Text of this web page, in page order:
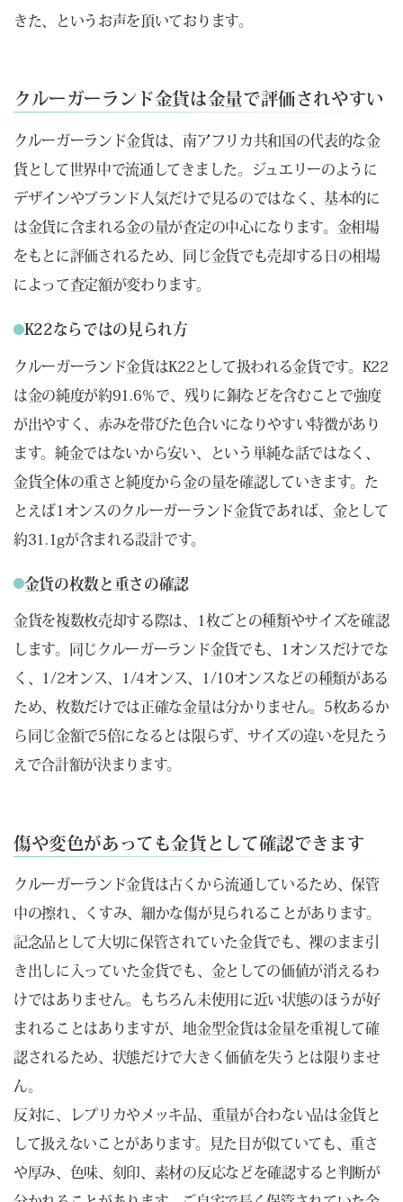
きた、というお声を頂いております。
クルーガーランド金貨は金量で評価されやすい
クルーガーランド金貨は、南アフリカ共和国の代表的な金
貨として世界中で流通してきました。ジュエリーのように
デザインやブランド人気だけで見るのではなく、基本的に
は金貨に含まれる金の量が査定の中心になります。金相場
をもとに評価されるため、同じ金貨でも売却する日の相場
によって査定額が変わります。
K22ならではの見られ方
クルーガーランド金貨はK22として扱われる金貨です。K22
は金の純度が約91.6％で、残りに銅などを含むことで強度
が出やすく、赤みを帯びた色合いになりやすい特徴があり
ます。純金ではないから安い、という単純な話ではなく、
金貨全体の重さと純度から金の量を確認していきます。た
とえば1オンスのクルーガーランド金貨であれば、金として
約31.1gが含まれる設計です。
金貨の枚数と重さの確認
金貨を複数枚売却する際は、1枚ごとの種類やサイズを確認
します。同じクルーガーランド金貨でも、1オンスだけでな
く、1/2オンス、1/4オンス、1/10オンスなどの種類がある
ため、枚数だけでは正確な金量は分かりません。5枚あるか
ら同じ金額で5倍になるとは限らず、サイズの違いを見たう
えで合計額が決まります。
傷や変色があっても金貨として確認できます
クルーガーランド金貨は古くから流通しているため、保管
中の擦れ、くすみ、細かな傷が見られることがあります。
記念品として大切に保管されていた金貨でも、裸のまま引
き出しに入っていた金貨でも、金としての価値が消えるわ
けではありません。もちろん未使用に近い状態のほうが好
まれることはありますが、地金型金貨は金量を重視して確
認されるため、状態だけで大きく価値を失うとは限りませ
ん。
反対に、レプリカやメッキ品、重量が合わない品は金貨と
して扱えないことがあります。見た目が似ていても、重さ
や厚み、色味、刻印、素材の反応などを確認すると判断が